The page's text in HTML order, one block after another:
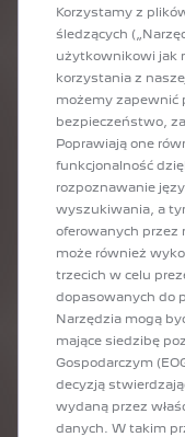
Korzystamy z
śledzących
użytkownikowi jak
korzystania z
możemy zapewnić
bezpieczeństwo,
Poprawiają one
funkcjonalność
rozpoznawanie
wyszukiwania, a
oferowanych przez
może również
trzecich w celu
dopasowanych do
Narzędzia mogą
mające siedzibę
Gospodarczym
decyzją
wydaną przez
danych. W takim